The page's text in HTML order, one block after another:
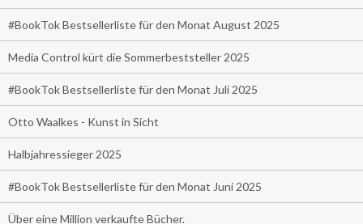
#BookTok Bestsellerliste für den Monat August 2025
Media Control kürt die Sommerbeststeller 2025
#BookTok Bestsellerliste für den Monat Juli 2025
Otto Waalkes - Kunst in Sicht
Halbjahressieger 2025
#BookTok Bestsellerliste für den Monat Juni 2025
Über eine Million verkaufte Bücher.